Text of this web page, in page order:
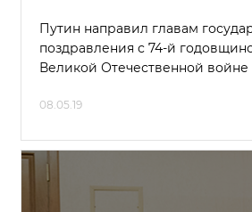
Путин направил главам
поздравления с 74-й
Великой Отечественной войне
08.05.19